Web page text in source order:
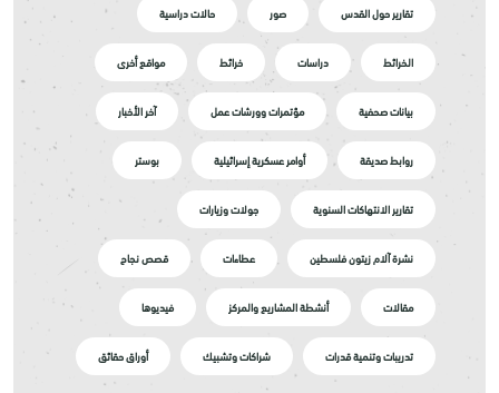
تقارير حول القدس صور حالات دراسية
الخرائط دراسات خرائط مواقع أخرى
بيانات صحفية مؤتمرات وورشات عمل آخر الأخبار
روابط صديقة أوامر عسكرية إسرائيلية بوستر
تقارير الانتهاكات السنوية جولات وزيارات
نشرة آلام زيتون فلسطين عطاءات قصص نجاح
مقالات أنشطة المشاريع والمركز فيديوها
تدريبات وتنمية قدرات شراكات وتشبيك أوراق حقائق